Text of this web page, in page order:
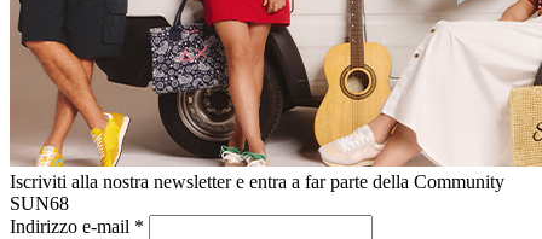
Iscriviti alla nostra newsletter e entra a far parte della Community
SUN68
Indirizzo e-mail *